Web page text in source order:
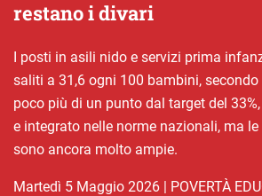
restano i divari
I posti in asili nido e servizi prima
saliti a 31,6 ogni 100 bambini,
poco più di un punto dal target del
e integrato nelle norme nazionali, ma
sono ancora molto ampie.
martedì 5 Maggio 2026 | POVERTÀ